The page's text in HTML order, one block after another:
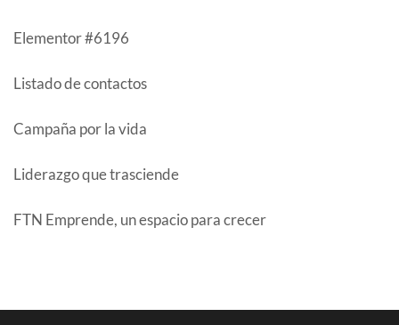
Elementor #6196
Listado de contactos
Campaña por la vida
Liderazgo que trasciende
FTN Emprende, un espacio para crecer